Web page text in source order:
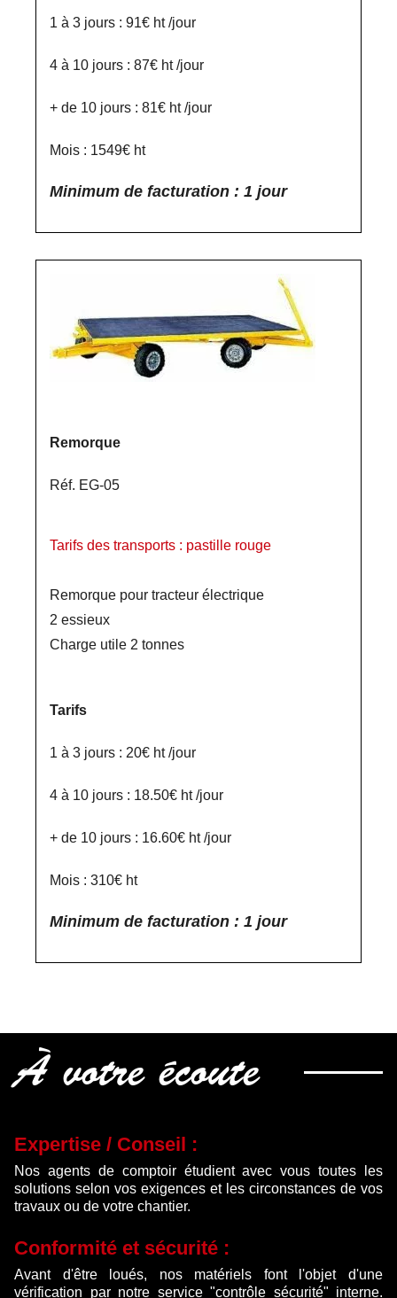
1 à 3 jours : 91€ ht /jour
4 à 10 jours : 87€ ht /jour
+ de 10 jours : 81€ ht /jour
Mois : 1549€ ht
Minimum de facturation : 1 jour
Remorque
Réf. EG-05
Tarifs des transports : pastille rouge
Remorque pour tracteur électrique
2 essieux
Charge utile 2 tonnes
Tarifs
1 à 3 jours : 20€ ht /jour
4 à 10 jours : 18.50€ ht /jour
+ de 10 jours : 16.60€ ht /jour
Mois : 310€ ht
Minimum de facturation : 1 jour
À votre écoute
Expertise / Conseil :
Nos agents de comptoir étudient avec vous toutes les
solutions selon vos exigences et les circonstances de vos
travaux ou de votre chantier.
Conformité et sécurité :
Avant d'être loués, nos matériels font l'objet d'une
vérification par notre service "contrôle sécurité" interne.